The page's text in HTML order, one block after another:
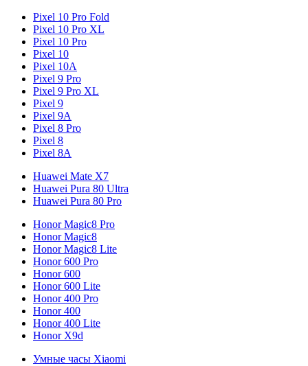
Pixel 10 Pro Fold
Pixel 10 Pro XL
Pixel 10 Pro
Pixel 10
Pixel 10A
Pixel 9 Pro
Pixel 9 Pro XL
Pixel 9
Pixel 9A
Pixel 8 Pro
Pixel 8
Pixel 8A
Huawei Mate X7
Huawei Pura 80 Ultra
Huawei Pura 80 Pro
Honor Magic8 Pro
Honor Magic8
Honor Magic8 Lite
Honor 600 Pro
Honor 600
Honor 600 Lite
Honor 400 Pro
Honor 400
Honor 400 Lite
Honor X9d
Умные часы Xiaomi